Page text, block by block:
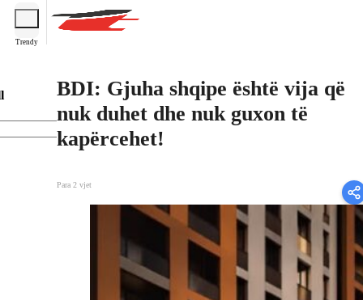
Trendy
BDI: Gjuha shqipe është vija që
nuk duhet dhe nuk guxon të
kapërcehet!
Para 2 vjet